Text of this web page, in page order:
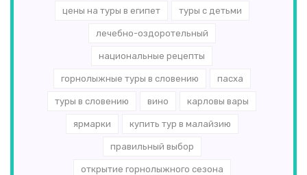
цены на туры в египет туры с детьми
лечебно-оздоротельный
национальные рецепты
горнолыжные туры в словению пасха
туры в словению вино карловы вары
ярмарки купить тур в малайзию
правильный выбор
открытие горнолыжного сезона